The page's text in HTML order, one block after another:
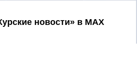
Принять